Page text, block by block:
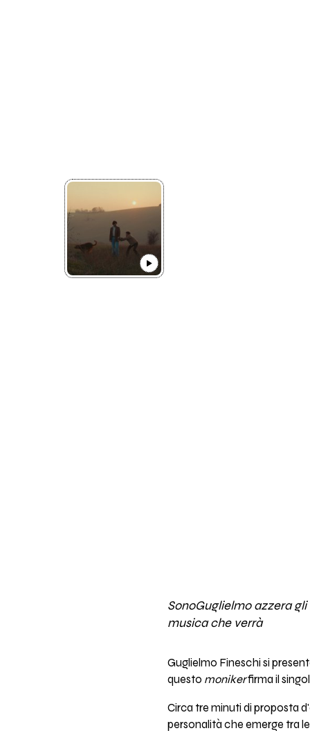
SonoGuglielmo azzera
musica che verrà
Guglielmo Fineschi si
questo monikerfirma il
Circa tre minuti di proposta
personalità che emerge tra